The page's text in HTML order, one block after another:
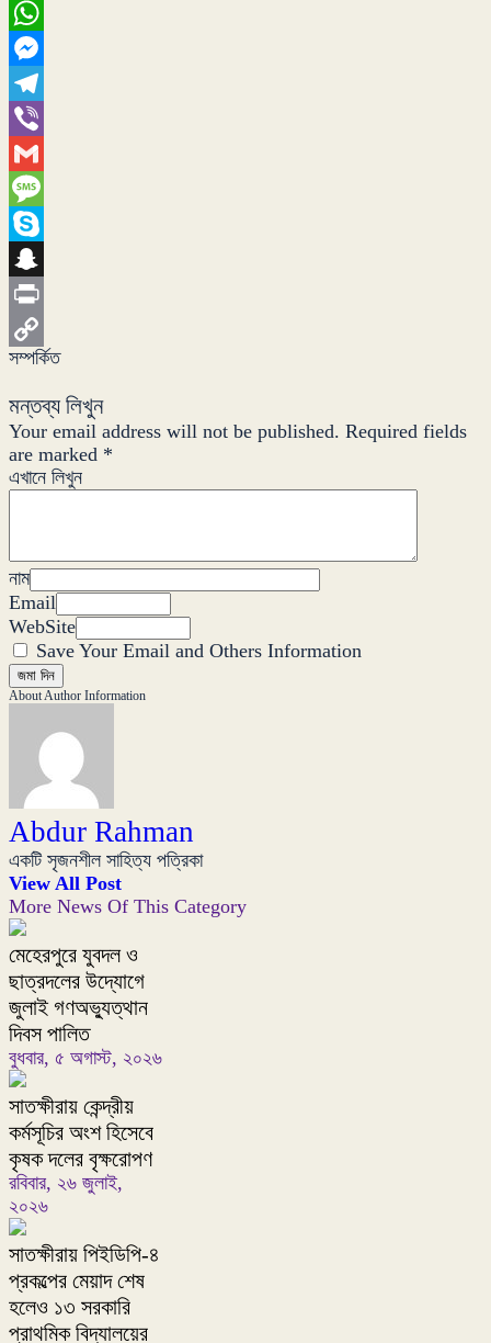
Pinterest
WhatsApp
Messenger
Telegram
Viber
Gmail
Message
Skype
Snapchat
Print
Copy
Link
সম্পর্কিত
মন্তব্য লিখুন
Your email address will not be published. Required fields
are marked *
এখানে লিখুন
নাম
Email
WebSite
Save Your Email and Others Information
About Author Information
Abdur Rahman
একটি সৃজনশীল সাহিত্য পত্রিকা
View All Post
More News Of This Category
মেহেরপুরে যুবদল ও
ছাত্রদলের উদ্যোগে
জুলাই গণঅভ্যুত্থান
দিবস পালিত
বুধবার, ৫ অগাস্ট, ২০২৬
সাতক্ষীরায় কেন্দ্রীয়
কর্মসূচির অংশ হিসেবে
কৃষক দলের বৃক্ষরোপণ
রবিবার, ২৬ জুলাই,
২০২৬
সাতক্ষীরায় পিইডিপি-৪
প্রকল্পের মেয়াদ শেষ
হলেও ১৩ সরকারি
প্রাথমিক বিদ্যালয়ের